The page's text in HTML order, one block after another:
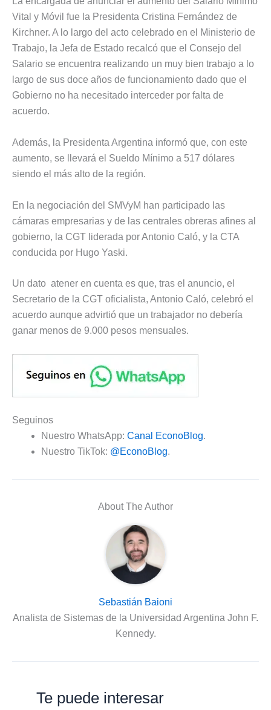
Vital y Móvil fue la Presidenta Cristina Fernández de
Kirchner. A lo largo del acto celebrado en el Ministerio de
Trabajo, la Jefa de Estado recalcó que el Consejo del
Salario se encuentra realizando un muy bien trabajo a lo
largo de sus doce años de funcionamiento dado que el
Gobierno no ha necesitado interceder por falta de
acuerdo.
Además, la Presidenta Argentina informó que, con este
aumento, se llevará el Sueldo Mínimo a 517 dólares
siendo el más alto de la región.
En la negociación del SMVyM han participado las
cámaras empresarias y de las centrales obreras afines al
gobierno, la CGT liderada por Antonio Caló, y la CTA
conducida por Hugo Yaski.
Un dato atener en cuenta es que, tras el anuncio, el
Secretario de la CGT oficialista, Antonio Caló, celebró el
acuerdo aunque advirtió que un trabajador no debería
ganar menos de 9.000 pesos mensuales.
Seguinos
Nuestro WhatsApp: Canal EconoBlog.
Nuestro TikTok: @EconoBlog.
About The Author
Sebastián Baioni
Analista de Sistemas de la Universidad Argentina John F.
Kennedy.
Te puede interesar